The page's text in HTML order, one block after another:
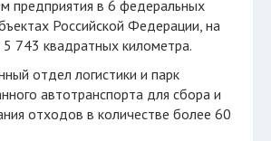
предприятия в 6 федеральных
Российской Федерации, на
743 квадратных километра.
отдел логистики и парк
автотранспорта для сбора и
отходов в количестве более 60